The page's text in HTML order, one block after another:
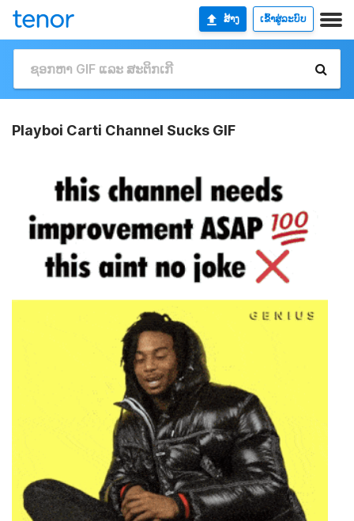
ສ້າງ ເຂົ້າສູ່ລະບົບ
Playboi Carti Channel Sucks GIF